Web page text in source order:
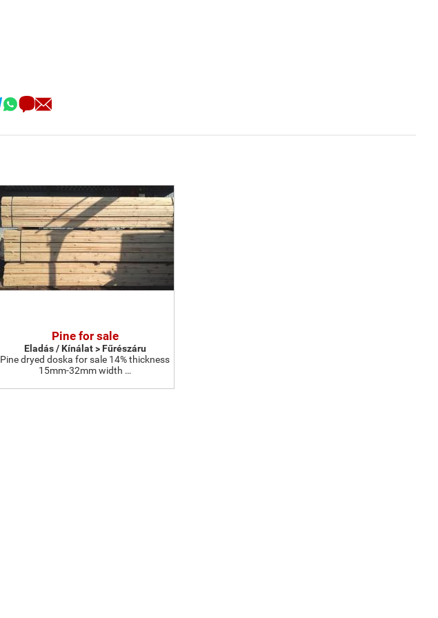
Pine for sale
Eladás / Kínálat > Fűrészáru
Pine dryed doska for sale 14% thickness
15mm-32mm width …